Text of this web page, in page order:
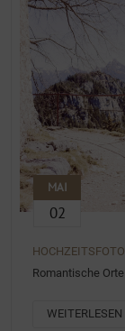
MAI
02
Romantische
WEITERLESEN